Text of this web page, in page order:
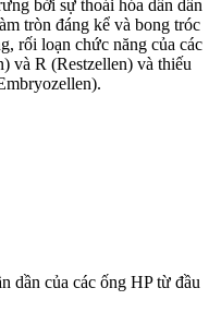
bởi sự thoái hóa dần dần
tròn đáng kể và bong tróc
rối loạn chức năng của các
và R (Restzellen) và thiếu
dần của các ống HP từ đầu